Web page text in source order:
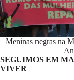
Meninas negras na
SEGUIMOS EM
VIVER